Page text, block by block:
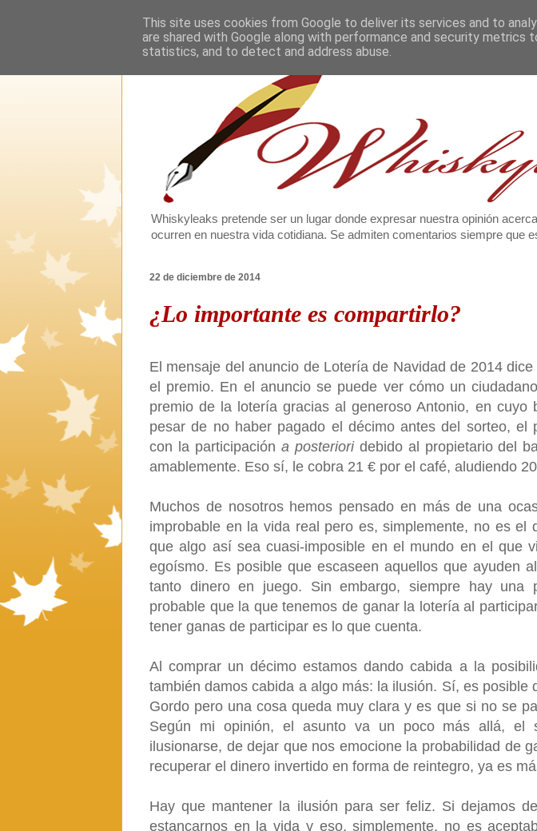
Whiskyleaks pretende ser un lugar donde expresar nuestra opinión
ocurren en nuestra vida cotidiana. Se admiten comentarios siempre que
22 de diciembre de 2014
¿Lo importante es compartirlo?
El mensaje del anuncio de Lotería de Navidad de 2014 dice
el premio. En el anuncio se puede ver cómo un
premio de la lotería gracias al generoso Antonio, en cuyo
pesar de no haber pagado el décimo antes del sorteo, el
con la participación a posteriori debido al propietario del
amablemente. Eso sí, le cobra 21 € por el café, aludiendo
Muchos de nosotros hemos pensado en más de una
improbable en la vida real pero es, simplemente, no es el
que algo así sea cuasi-imposible en el mundo en el que
egoísmo. Es posible que escaseen aquellos que ayuden
tanto dinero en juego. Sin embargo, siempre hay una
probable que la que tenemos de ganar la lotería al
tener ganas de participar es lo que cuenta.
Al comprar un décimo estamos dando cabida a la
también damos cabida a algo más: la ilusión. Sí, es posible
Gordo pero una cosa queda muy clara y es que si no se
Según mi opinión, el asunto va un poco más allá, el
ilusionarse, de dejar que nos emocione la probabilidad de
recuperar el dinero invertido en forma de reintegro, ya es
Hay que mantener la ilusión para ser feliz. Si dejamos
estancarnos en la vida y eso, simplemente, no es
This site uses cookies from Google to deliver its services and to
are shared with Google along with performance and security metrics
statistics, and to detect and address abuse.